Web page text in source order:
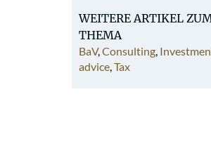
WEITERE ARTIKEL
THEMA
BaV,Consulting,
advice,Tax